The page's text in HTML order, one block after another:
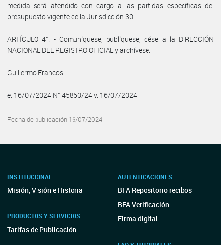
medida será atendido con cargo a las partidas específicas del
presupuesto vigente de la Jurisdicción 30.
ARTÍCULO 4°. - Comuníquese, publíquese, dése a la DIRECCIÓN
NACIONAL DEL REGISTRO OFICIAL y archívese.
Guillermo Francos
e. 16/07/2024 N° 45850/24 v. 16/07/2024
Fecha de publicación 16/07/2024
INSTITUCIONAL
Misión, Visión e Historia
PRODUCTOS Y SERVICIOS
Tarifas de Publicación
AUTENTICACIONES
BFA Repositorio recibos
BFA Verificación
Firma digital